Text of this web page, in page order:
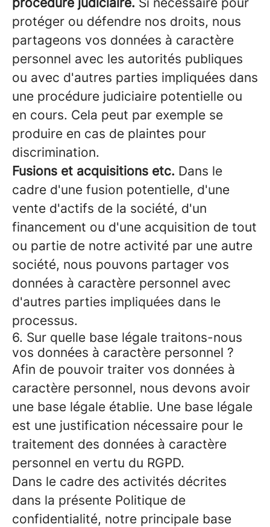
protéger ou défendre nos droits, nous
partageons vos données à caractère
personnel avec les autorités publiques
ou avec d'autres parties impliquées dans
une procédure judiciaire potentielle ou
en cours. Cela peut par exemple se
produire en cas de plaintes pour
discrimination.
Fusions et acquisitions etc. Dans le
cadre d'une fusion potentielle, d'une
vente d'actifs de la société, d'un
financement ou d'une acquisition de tout
ou partie de notre activité par une autre
société, nous pouvons partager vos
données à caractère personnel avec
d'autres parties impliquées dans le
processus.
6. Sur quelle base légale traitons-nous
vos données à caractère personnel ?
Afin de pouvoir traiter vos données à
caractère personnel, nous devons avoir
une base légale établie. Une base légale
est une justification nécessaire pour le
traitement des données à caractère
personnel en vertu du RGPD.
Dans le cadre des activités décrites
dans la présente Politique de
confidentialité, notre principale base